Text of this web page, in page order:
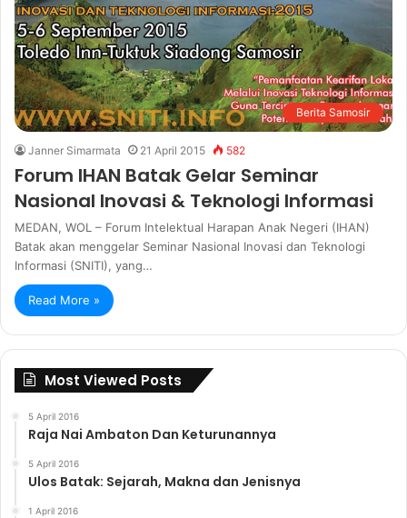
Berita Samosir
Janner Simarmata 21 April 2015 582
Forum IHAN Batak Gelar Seminar
Nasional Inovasi & Teknologi Informasi
MEDAN, WOL – Forum Intelektual Harapan Anak Negeri (IHAN)
Batak akan menggelar Seminar Nasional Inovasi dan Teknologi
Informasi (SNITI), yang…
Read More »
Most Viewed Posts
5 April 2016
Raja Nai Ambaton Dan Keturunannya
5 April 2016
Ulos Batak: Sejarah, Makna dan Jenisnya
1 April 2016